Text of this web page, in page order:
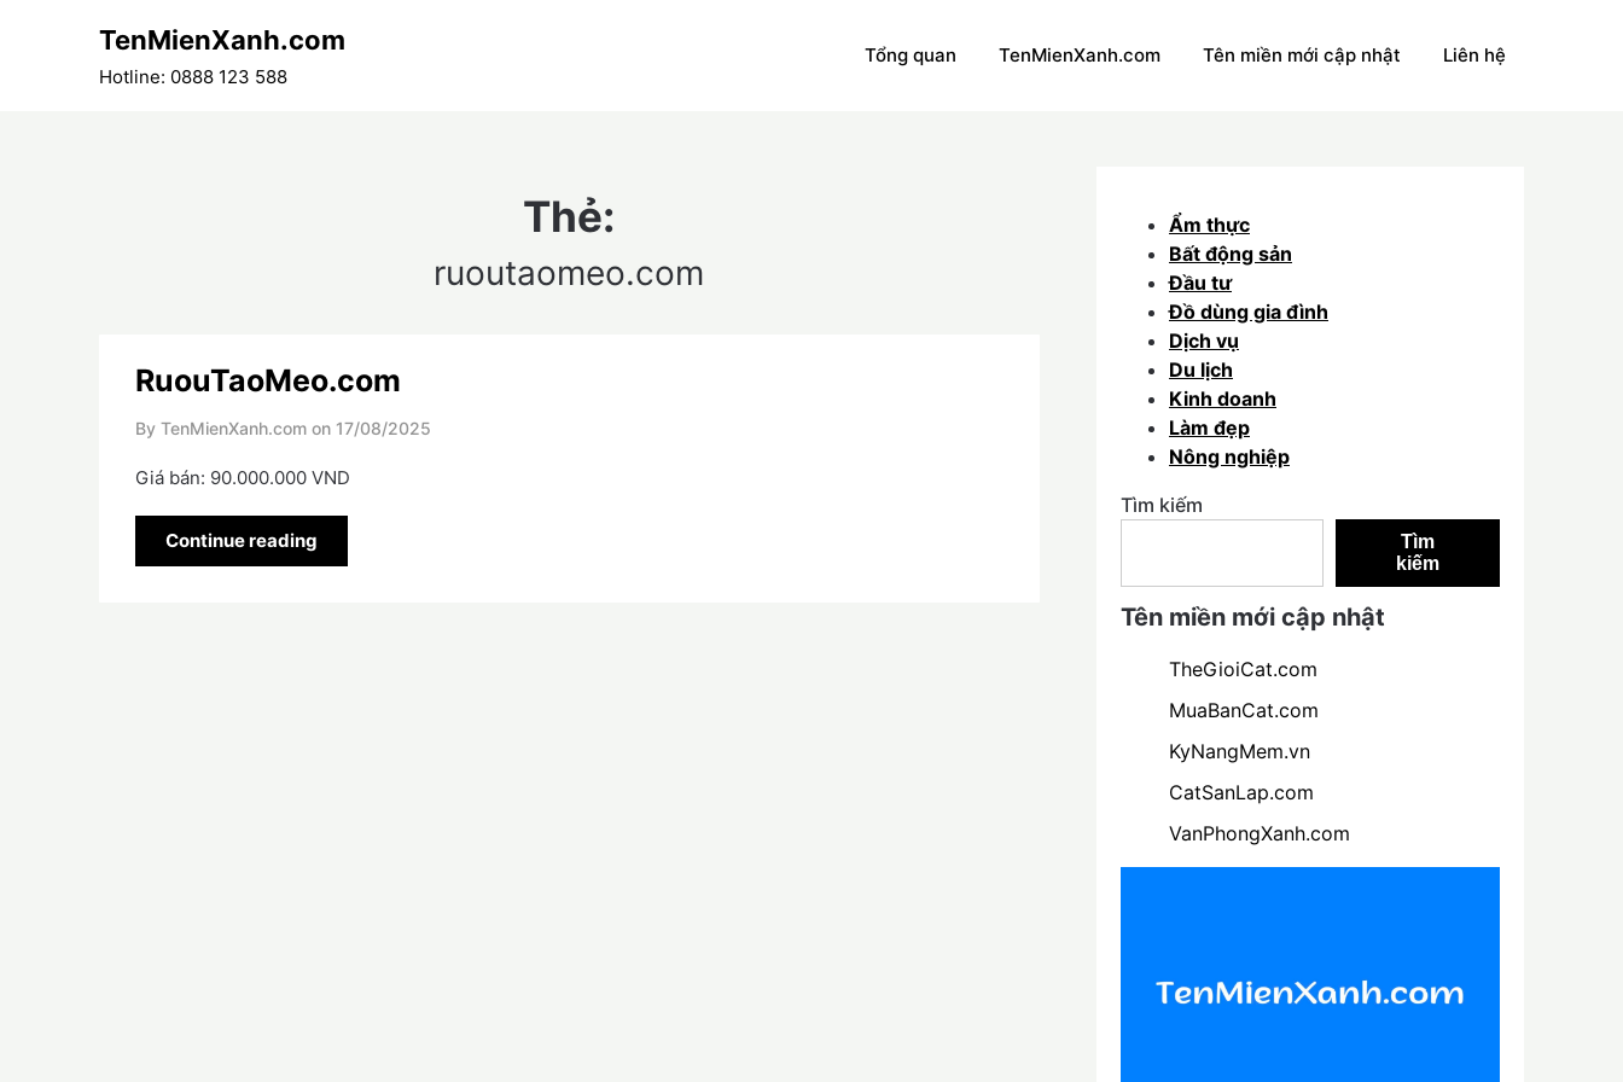
TenMienXanh.com
Hotline: 0888 123 588
Tổng quan TenMienXanh.com Tên miền mới cập nhật Liên hệ
Thẻ:
ruoutaomeo.com
RuouTaoMeo.com
By TenMienXanh.com on 17/08/2025
Giá bán: 90.000.000 VND
Continue reading
Ẩm thực
Bất động sản
Đầu tư
Đồ dùng gia đình
Dịch vụ
Du lịch
Kinh doanh
Làm đẹp
Nông nghiệp
Tìm kiếm
Tìm
kiếm
Tên miền mới cập nhật
TheGioiCat.com
MuaBanCat.com
KyNangMem.vn
CatSanLap.com
VanPhongXanh.com